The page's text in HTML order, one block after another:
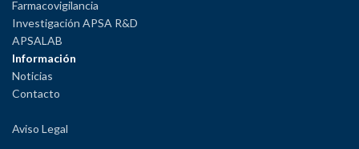
Farmacovigilancia
Investigación APSA R&D
APSALAB
Información
Noticias
Contacto
Aviso Legal